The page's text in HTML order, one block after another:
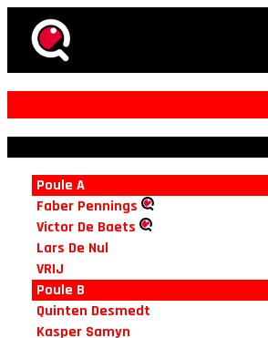
Poule A
Faber Pennings
Victor De Baets
Lars De Nul
VRIJ
Poule B
Quinten Desmedt
Kasper Samyn